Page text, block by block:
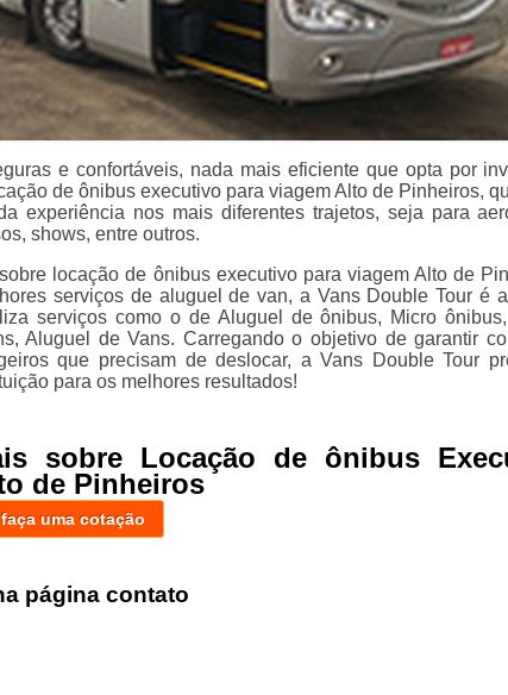
e confortáveis, nada mais eficiente que opta por
de ônibus executivo para viagem Alto de Pinheiros,
experiência nos mais diferentes trajetos, seja para
shows, entre outros.
locação de ônibus executivo para viagem Alto de
serviços de aluguel de van, a Vans Double Tour é
serviços como o de Aluguel de ônibus, Micro
Aluguel de Vans. Carregando o objetivo de garantir
que precisam de deslocar, a Vans Double Tour
para os melhores resultados!
sobre Locação de ônibus
de Pinheiros
faça uma cotação